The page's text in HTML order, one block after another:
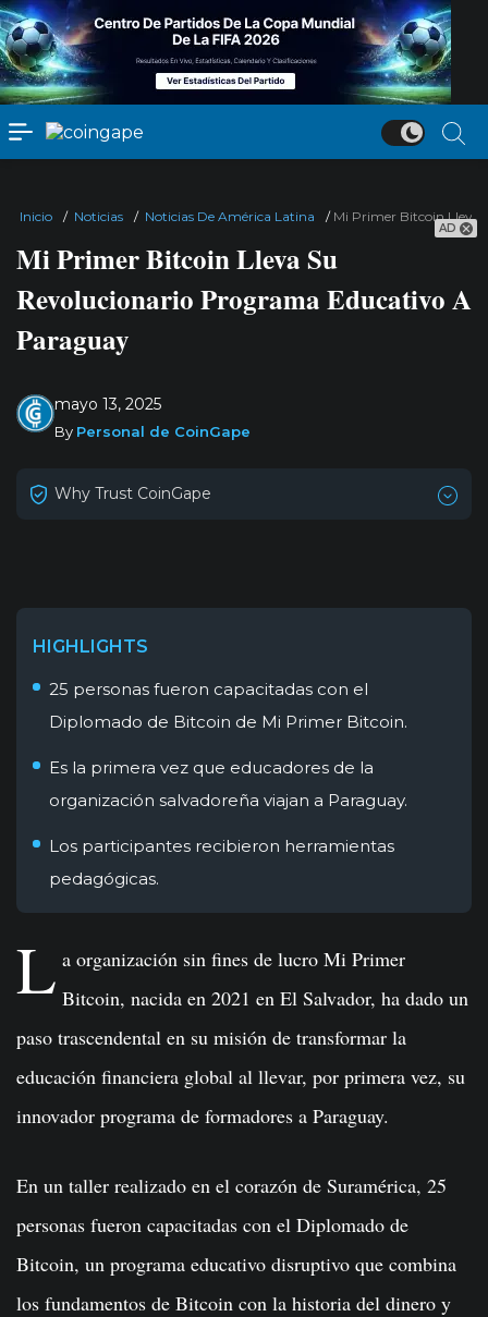
AD
Inicio / Noticias / Noticias De América Latina / Mi Primer Bitcoin Lleva
Mi Primer Bitcoin Lleva Su
Revolucionario Programa Educativo A
Paraguay
mayo 13, 2025
By Personal de CoinGape
Why Trust CoinGape
HIGHLIGHTS
25 personas fueron capacitadas con el
Diplomado de Bitcoin de Mi Primer Bitcoin.
Es la primera vez que educadores de la
organización salvadoreña viajan a Paraguay.
Los participantes recibieron herramientas
pedagógicas.
L a organización sin fines de lucro Mi Primer
Bitcoin, nacida en 2021 en El Salvador, ha dado un
paso trascendental en su misión de transformar la
educación financiera global al llevar, por primera vez, su
innovador programa de formadores a Paraguay.
En un taller realizado en el corazón de Suramérica, 25
personas fueron capacitadas con el Diplomado de
Bitcoin, un programa educativo disruptivo que combina
los fundamentos de Bitcoin con la historia del dinero y